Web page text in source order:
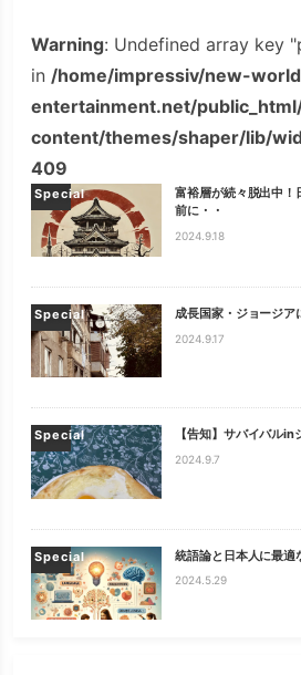
Warning: Undefined array key
in /home/impressiv/new-
entertainment.net/
content/themes/shaper/lib/
409
Special
富裕層が続々脱出中！
前に・・
2024.9.18
Special 成長国家・ジョージ
2024.9.17
Special 【告知】サバイバル
2024.9.7
Special 統語論と日本人に最適
2024.5.29